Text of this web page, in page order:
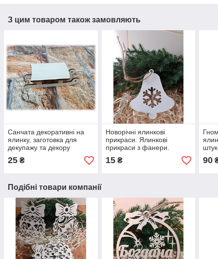
З цим товаром також замовляють
Санчата декоративні на
ялинку, заготовка для
декупажу та декору
25 ₴
Новорічні ялинкові
прикраси. Ялинкові
прикраси з фанери.
Новорічні прикраси на
ялинку.
15₴ 90
Подібні товари компанії